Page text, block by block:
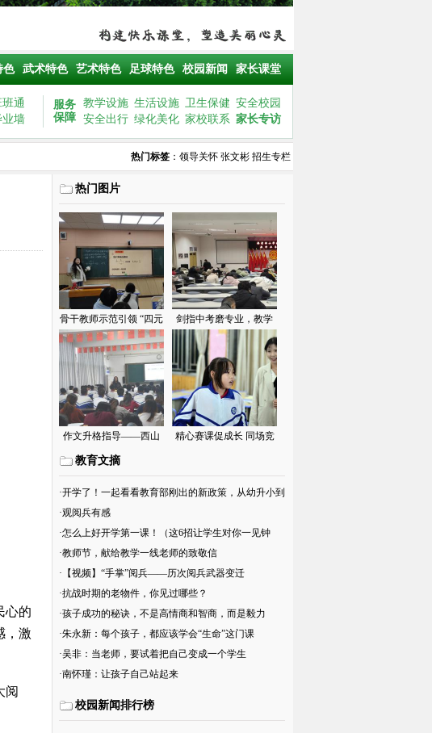
色 武术特色 艺术特色 足球特色 校园新闻 家长课堂
班通
业墙
服务
保障
教学设施 生活设施 卫生保健 安全校园
安全出行 绿化美化 家校联系 家长专访
热门标签 ： 领导关怀 张文彬 招生专栏
心的
，激
阅
热门图片
骨干教师示范引领 “四元
五环“落地课堂——福清
西山学校初中部举行福
清市中学物理“四元五
环”实践研讨活动
剑指中考磨专业，教学
相长促提升——西山学
校初中部举行教师业务
考核
作文升格指导——西山
学校初中部语文教研组
专题教研活动
精心赛课促成长 同场竞
初中部举行优质课大赛
第二轮比赛
教育文摘
·开学了！一起看看教育部刚出的新政策，从幼升小到
高考全面改革！
·观阅兵有感
·怎么上好开学第一课！（这6招让学生对你一见钟
情）
·教师节，献给教学一线老师的致敬信
· 【视频】“手掌”阅兵——历次阅兵武器变迁
·抗战时期的老物件，你见过哪些？
·孩子成功的秘诀，不是高情商和智商，而是毅力
·朱永新：每个孩子，都应该学会“生命”这门课
·吴非：当老师，要试着把自己变成一个学生
·南怀瑾：让孩子自己站起来
校园新闻排行榜